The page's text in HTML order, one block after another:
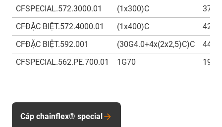
CFSPECIAL.572.3000.01
(1x300)C
37,5
CFĐẶC BIỆT.572.4000.01
(1x400)C
42
CFĐẶC BIỆT.592.001
(30G4.0+4x(2x2,5)C)C
44
CFSPECIAL.562.PE.700.01
1G70 19,5
Cáp chainflex® special